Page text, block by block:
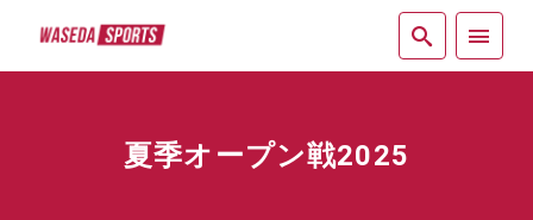
夏季オープン戦2025